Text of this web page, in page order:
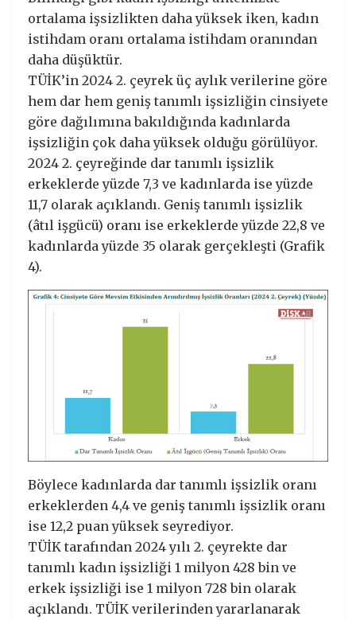
ortalama işsizlikten daha yüksek iken, kadın
istihdam oranı ortalama istihdam oranından
daha düşüktür.
TÜİK’in 2024 2. çeyrek üç aylık verilerine göre
hem dar hem geniş tanımlı işsizliğin cinsiyete
göre dağılımına bakıldığında kadınlarda
işsizliğin çok daha yüksek olduğu görülüyor.
2024 2. çeyreğinde dar tanımlı işsizlik
erkeklerde yüzde 7,3 ve kadınlarda ise yüzde
11,7 olarak açıklandı. Geniş tanımlı işsizlik
(âtıl işgücü) oranı ise erkeklerde yüzde 22,8 ve
kadınlarda yüzde 35 olarak gerçekleşti (Grafik
4).
Böylece kadınlarda dar tanımlı işsizlik oranı
erkeklerden 4,4 ve geniş tanımlı işsizlik oranı
ise 12,2 puan yüksek seyrediyor.
TÜİK tarafından 2024 yılı 2. çeyrekte dar
tanımlı kadın işsizliği 1 milyon 428 bin ve
erkek işsizliği ise 1 milyon 728 bin olarak
açıklandı. TÜİK verilerinden yararlanarak